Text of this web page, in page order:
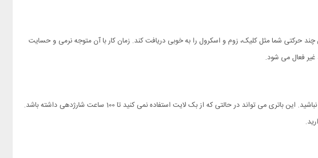
می شود. نرخ نمونه برداری آن به 120 هرتز می رسد تا تمام فرامین چند حرکتی شما مثل کلیک، زوم و اسکرول را به خوبی دریافت کند. زمان کار با آن متوجه نرمی و حسایت
فعال می شود.
از باتری به ظرفیت 500 میلی آمپر ساعت استفاده می کند. مصرف باتری کیبورد بهینه است و نگران شارژ کردن آن نباشید. این باتری می تواند در حالتی که از بک لایت استفاده نمی کنید تا 100 ساعت شارژدهی داشته باشد.